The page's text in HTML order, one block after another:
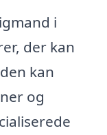
i
der kan
kan
og